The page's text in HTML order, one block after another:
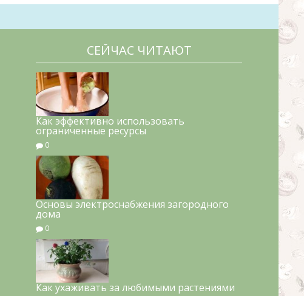
СЕЙЧАС ЧИТАЮТ
Как эффективно использовать
ограниченные ресурсы
0
Основы электроснабжения загородного
дома
0
Как ухаживать за любимыми растениями